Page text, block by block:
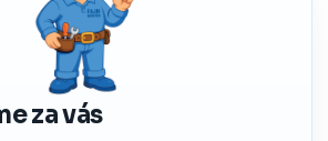
za vás